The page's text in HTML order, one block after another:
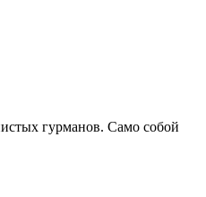
гурманов. Само собой